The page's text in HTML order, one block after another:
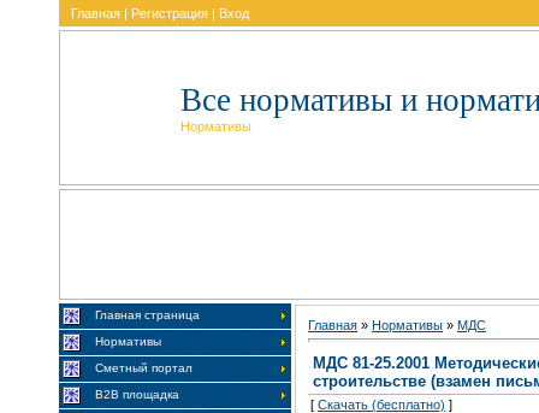
Главная | Регистрация | Вход
Все нормативы и
Нормативы
Главная страница
Нормативы
Сметный портал
В2В площадка
Главная » Нормативы » MДC
МДС 81-25.2001
строительстве (взамен
[ Скачать (бесплатно) ]